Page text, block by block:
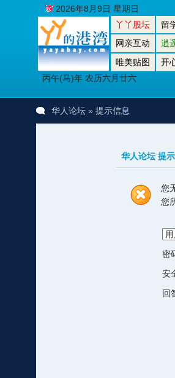
丫丫股坛 留
网亲互动
逍
唯美贴图
开
丙午(马)年 农历六月廿六
2026年8月9日 星期日
华人论坛» 提示信息
华人论坛 提
您
您
密
安
回